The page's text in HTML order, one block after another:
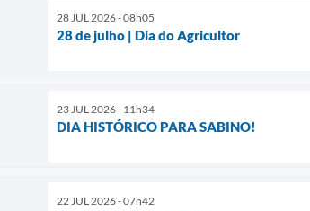
28 JUL 2026 - 08h05
28 de julho | Dia do Agricultor
23 JUL 2026 - 11h34
DIA HISTÓRICO PARA SABINO!
22 JUL 2026 - 07h42